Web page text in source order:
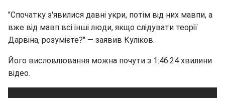
"Спочатку з'явилися давні укри, потім від них мавпи, а
вже від мавп всі інші люди, якщо слідувати теорії
Дарвіна, розумієте?" — заявив Куліков.
Його висловлювання можна почути з 1:46:24 хвилини
відео.